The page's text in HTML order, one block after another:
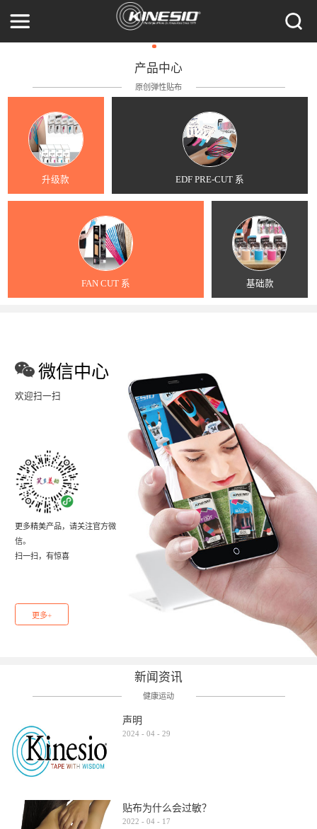
产品中心
原创弹性贴布
升级款 EDF PRE-CUT 系
FAN CUT 系 基础款
微信中心
欢迎扫一扫
更多精美产品，请关注官方微
信。
扫一扫，有惊喜
更多+
新闻资讯
健康运动
声明
2024 - 04 - 29
贴布为什么会过敏？
2022 - 04 - 17